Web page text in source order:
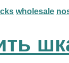
wholesale